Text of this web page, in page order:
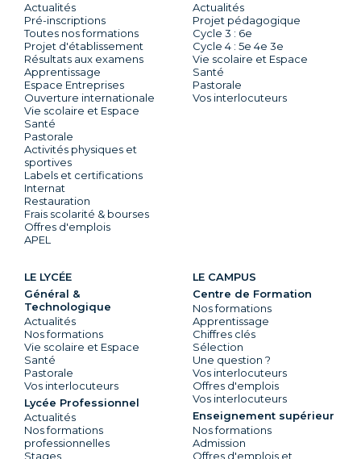
Actualités
Pré-inscriptions
Toutes nos formations
Projet d'établissement
Résultats aux examens
Apprentissage
Espace Entreprises
Ouverture internationale
Vie scolaire et Espace
Santé
Pastorale
Activités physiques et
sportives
Labels et certifications
Internat
Restauration
Frais scolarité & bourses
Offres d'emplois
APEL
Actualités
Projet pédagogique
Cycle 3 : 6e
Cycle 4 : 5e 4e 3e
Vie scolaire et Espace
Santé
Pastorale
Vos interlocuteurs
LE LYCÉE
Général &
Technologique
Actualités
Nos formations
Vie scolaire et Espace
Santé
Pastorale
Vos interlocuteurs
Lycée Professionnel
Actualités
Nos formations
professionnelles
Stages
LE CAMPUS
Centre de Formation
Nos formations
Apprentissage
Chiffres clés
Sélection
Une question ?
Vos interlocuteurs
Offres d'emplois
Vos interlocuteurs
Enseignement supérieur
Nos formations
Admission
Offres d'emplois et